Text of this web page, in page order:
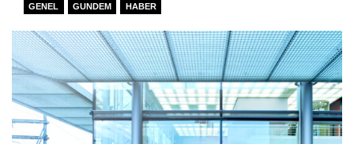
GENEL GUNDEM HABER